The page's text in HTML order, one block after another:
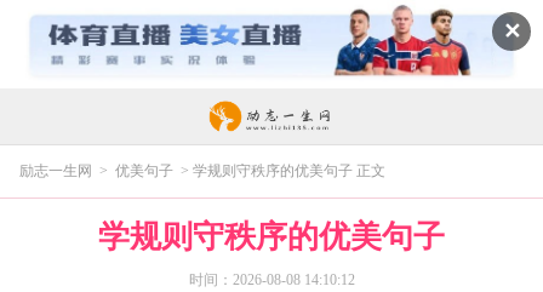
✕
励志一生网 > 优美句子 > 学规则守秩序的优美句子 正文
学规则守秩序的优美句子
时间：2026-08-08 14:10:12